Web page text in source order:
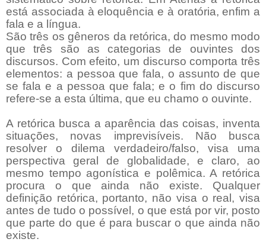
está associada à eloquência e à oratória, enfim a
fala e a língua.
São três os gêneros da retórica, do mesmo modo
que três são as categorias de ouvintes dos
discursos. Com efeito, um discurso comporta três
elementos: a pessoa que fala, o assunto de que
se fala e a pessoa que fala; e o fim do discurso
refere-se a esta última, que eu chamo o ouvinte.
A retórica busca a aparência das coisas, inventa
situações, novas imprevisíveis. Não busca
resolver o dilema verdadeiro/falso, visa uma
perspectiva geral de globalidade, e claro, ao
mesmo tempo agonística e polêmica. A retórica
procura o que ainda não existe. Qualquer
definição retórica, portanto, não visa o real, visa
antes de tudo o possível, o que está por vir, posto
que parte do que é para buscar o que ainda não
existe.